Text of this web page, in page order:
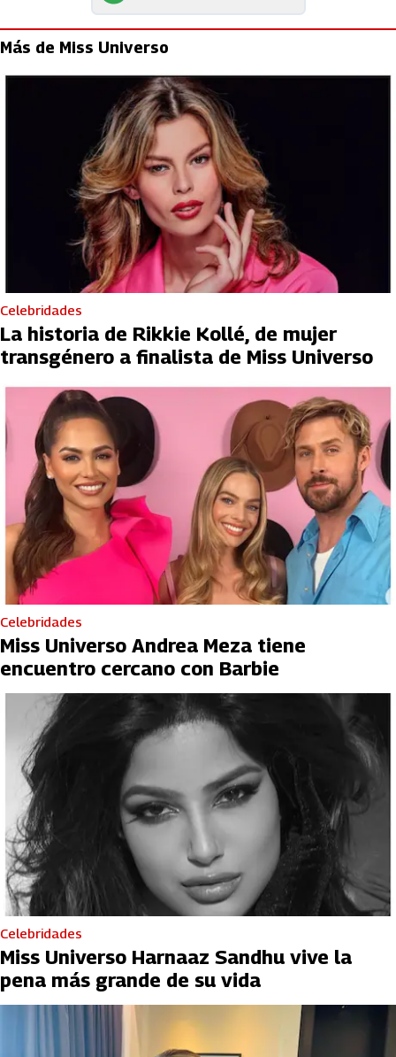
Más de Miss Universo
Celebridades
La historia de Rikkie Kollé, de mujer
transgénero a finalista de Miss Universo
Celebridades
Miss Universo Andrea Meza tiene
encuentro cercano con Barbie
Celebridades
Miss Universo Harnaaz Sandhu vive la
pena más grande de su vida